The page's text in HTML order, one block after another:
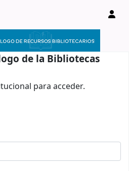
de la Bibliotecas
para acceder.